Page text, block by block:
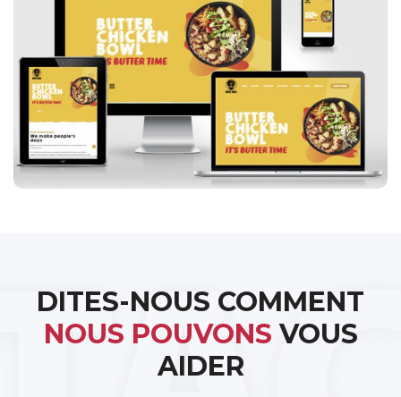
Spice Bros
DITES-NOUS COMMENT
NOUS POUVONS VOUS
AIDER